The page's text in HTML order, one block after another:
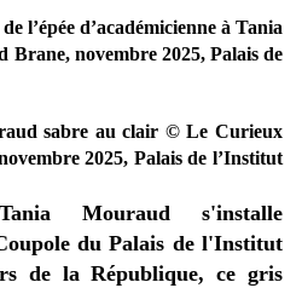
l’épée d’académicienne à Tania
novembre 2025, Palais de
sabre au clair © Le Curieux
2025, Palais de l’Institut
Mouraud s'installe
du Palais de l'Institut
de la République, ce gris